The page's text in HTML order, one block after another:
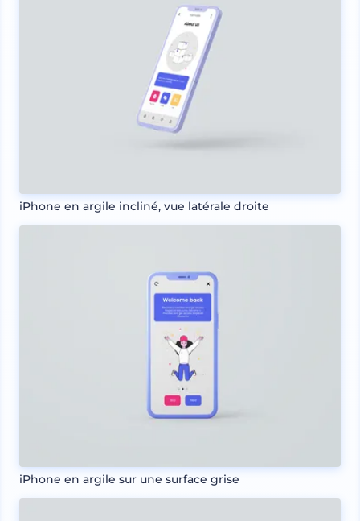
iPhone en argile incliné, vue latérale droite
iPhone en argile sur une surface grise